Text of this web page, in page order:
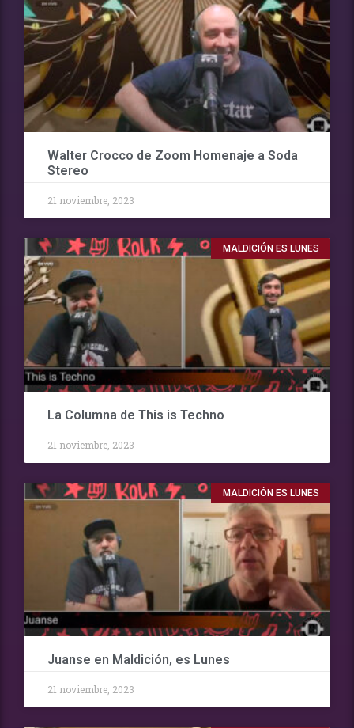
Walter Crocco de Zoom Homenaje a Soda
Stereo
21 noviembre, 2023
MALDICIÓN ES LUNES
La Columna de This is Techno
21 noviembre, 2023
MALDICIÓN ES LUNES
Juanse en Maldición, es Lunes
21 noviembre, 2023